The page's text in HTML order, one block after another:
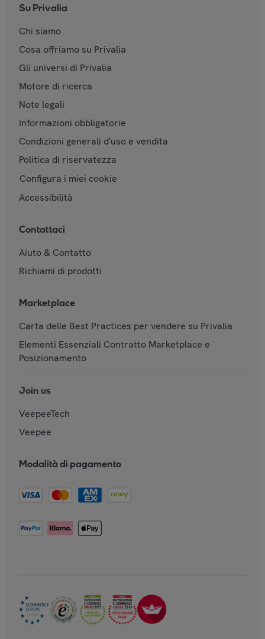
Su Privalia
Chi siamo
Cosa offriamo su Privalia
Gli universi di Privalia
Motore di ricerca
Note legali
Informazioni obbligatorie
Condizioni generali d'uso e vendita
Politica di riservatezza
Configura i miei cookie
Accessibilità
Contattaci
Aiuto & Contatto
Richiami di prodotti
Marketplace
Carta delle Best Practices per vendere su Privalia
Elementi Essenziali Contratto Marketplace e
Posizionamento
Join us
VeepeeTech
Veepee
Modalità di pagamento